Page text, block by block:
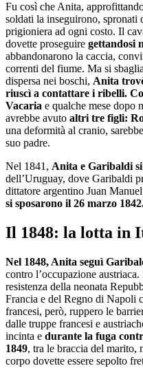
Fu così che Anita,
soldati la inseguirono,
prigioniera ad ogni costo. Il
dovette proseguire gettandosi
abbandonarono la caccia,
correnti del fiume. Ma si
dispersa nei boschi, Anita
riuscì a contattare i ribelli.
Vacaria e qualche mese dopo
avrebbe avuto altri tre figli:
una deformità al cranio,
suo padre.
Nel 1841, Anita e Garibaldi
dell’Uruguay, dove Garibaldi
dittatore argentino Juan
si sposarono il 26 marzo
Il 1848: la lotta in
Nel 1848, Anita seguì
contro l’occupazione
resistenza della neonata
Francia e del Regno di Napoli
francesi, però, ruppero le
dalle truppe francesi e
incinta e durante la fuga
1849, tra le braccia del
corpo dovette essere sepolto